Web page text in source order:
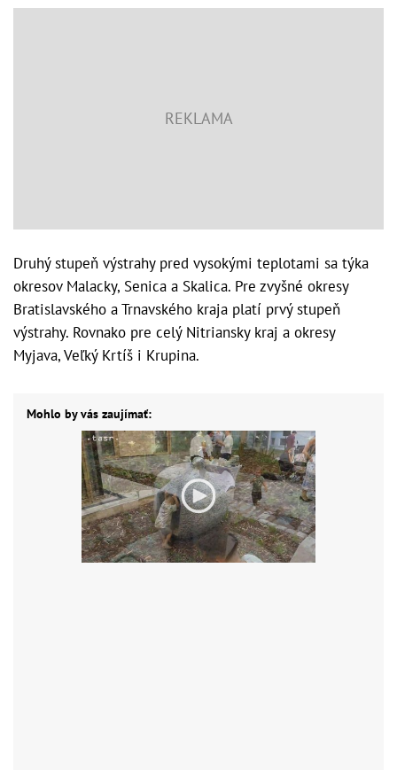
Druhý stupeň výstrahy pred vysokými teplotami sa týka
okresov Malacky, Senica a Skalica. Pre zvyšné okresy
Bratislavského a Trnavského kraja platí prvý stupeň
výstrahy. Rovnako pre celý Nitriansky kraj a okresy
Myjava, Veľký Krtíš i Krupina.
Mohlo by vás zaujímať: